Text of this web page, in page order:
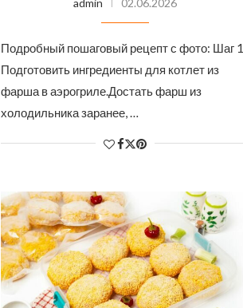
Подробный пошаговый рецепт с фото: Шаг 1
Подготовить ингредиенты для котлет из
фарша в аэрогриле.Достать фарш из
холодильника заранее, …